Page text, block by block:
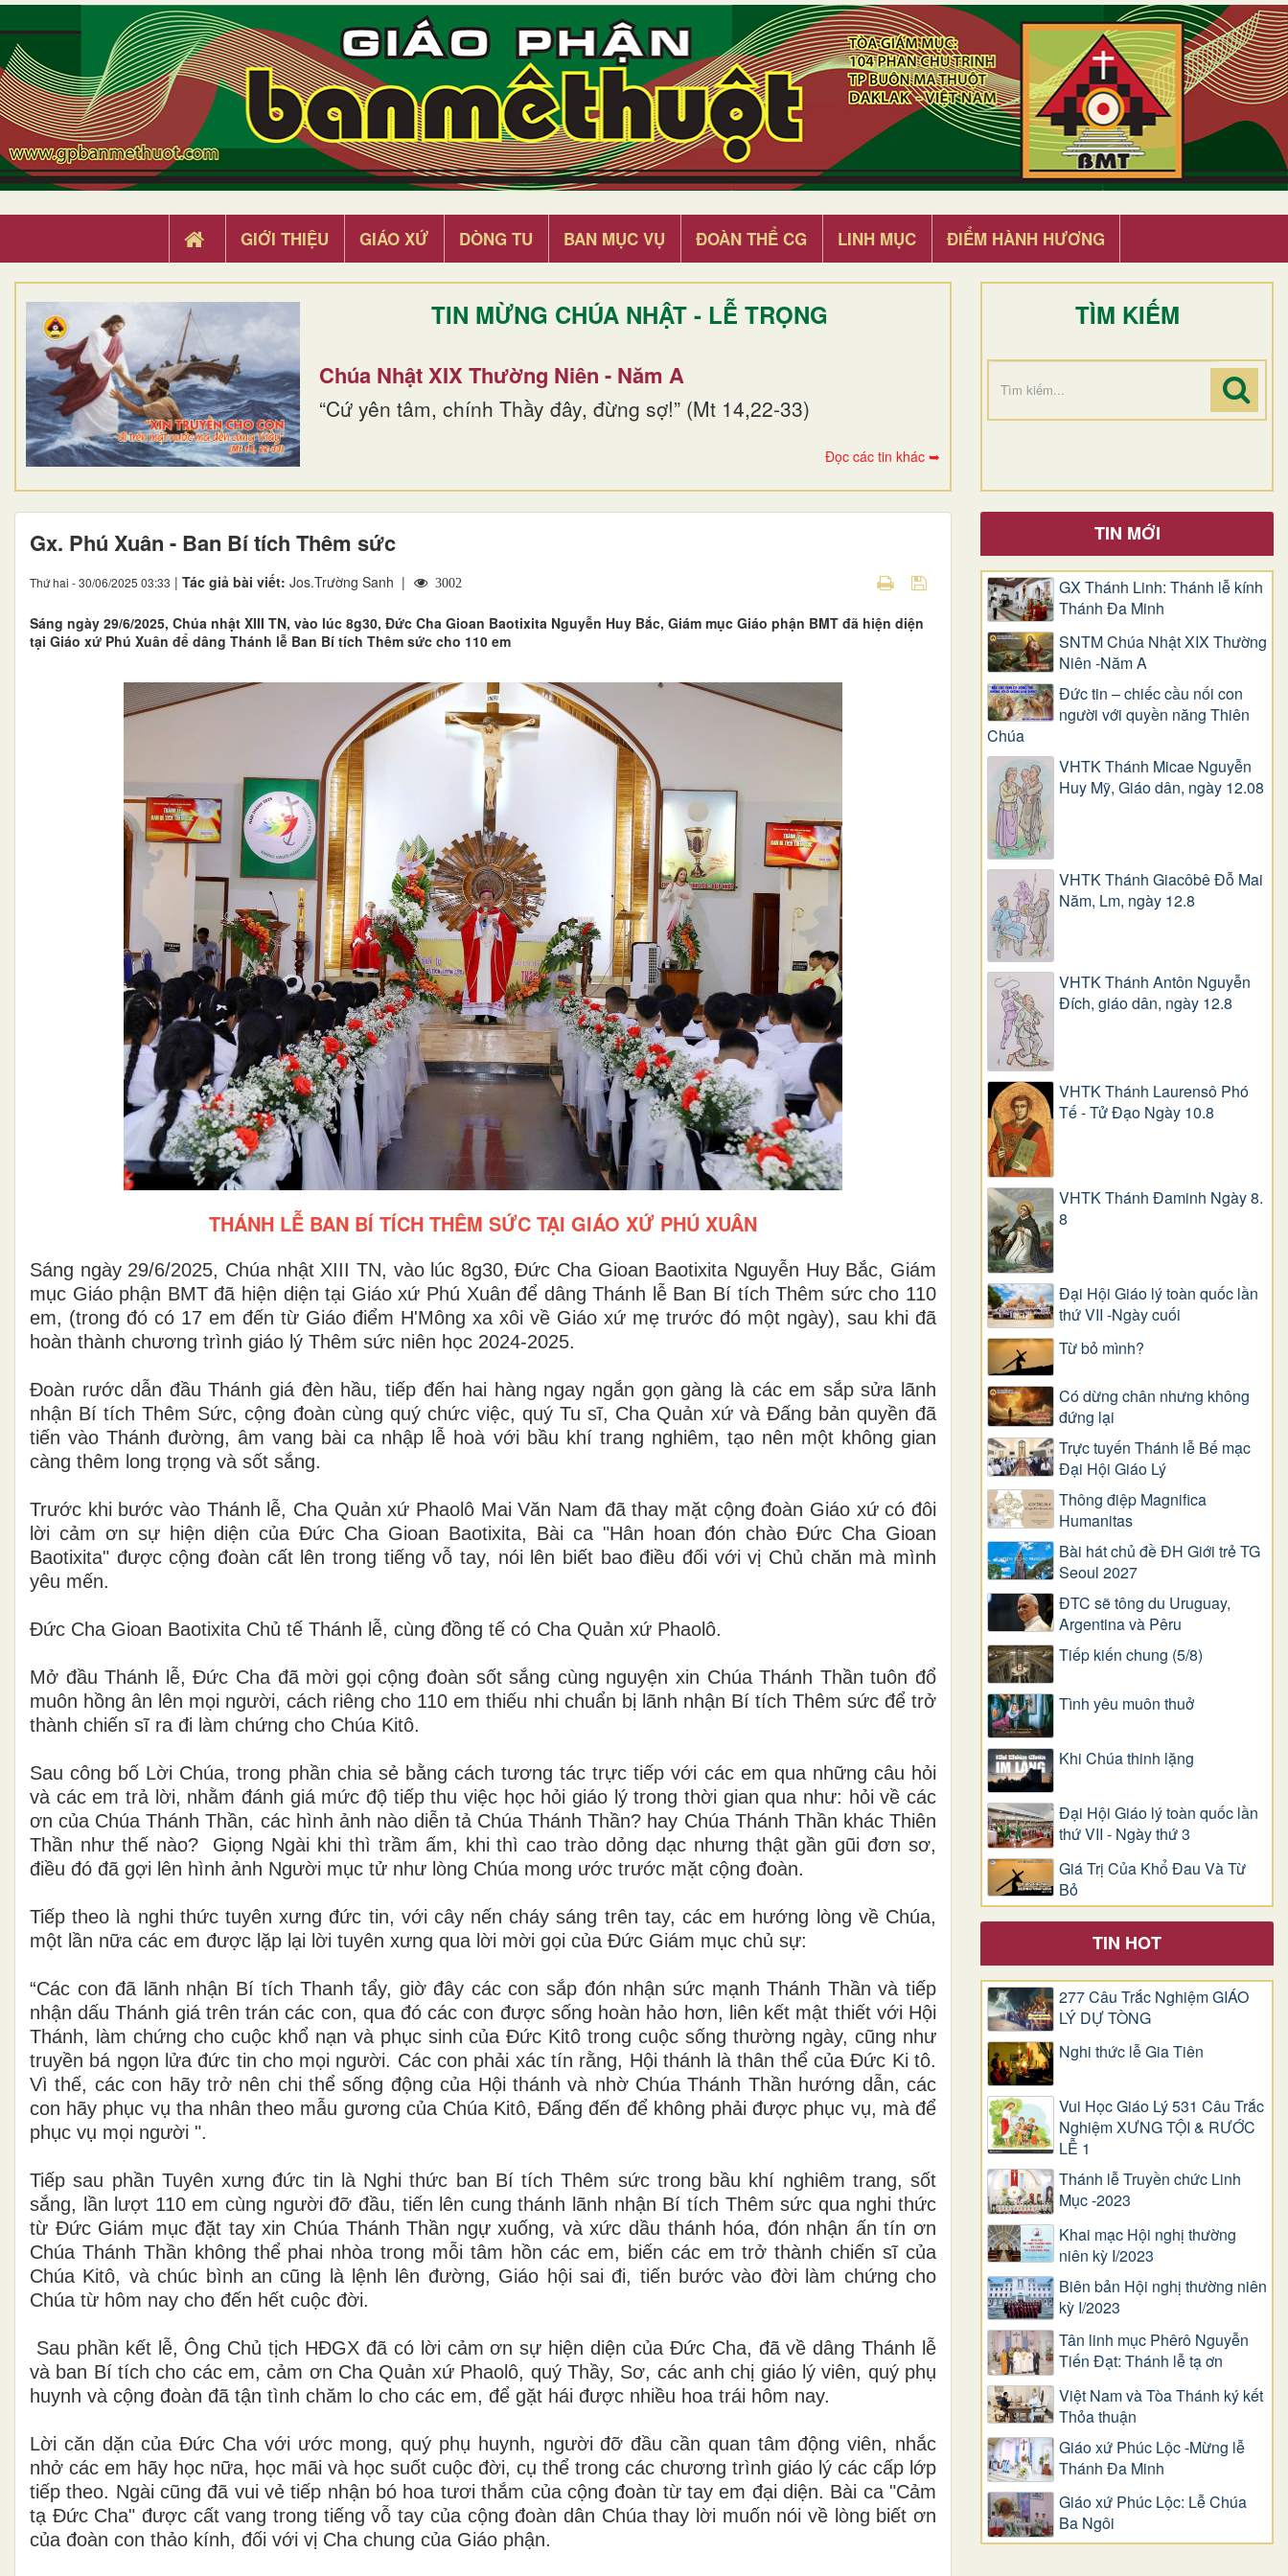
GIỚI THIỆU GIÁO XỨ DÒNG TU BAN MỤC VỤ ĐOÀN THỂ CG LINH MỤC ĐIỂM HÀNH HƯƠNG
TIN MỪNG CHÚA NHẬT - LỄ TRỌNG
Chúa Nhật XIX Thường Niên - Năm A
“Cứ yên tâm, chính Thầy đây, đừng sợ!” (Mt 14,22-33)
Đọc các tin khác ➥
TÌM KIẾM
Gx. Phú Xuân - Ban Bí tích Thêm sức
Thứ hai - 30/06/2025 03:33 | Tác giả bài viết: Jos.Trường Sanh | 3002
Sáng ngày 29/6/2025, Chúa nhật XIII TN, vào lúc 8g30, Đức Cha Gioan Baotixita Nguyễn Huy Bắc, Giám mục Giáo phận BMT đã hiện diện
tại Giáo xứ Phú Xuân để dâng Thánh lễ Ban Bí tích Thêm sức cho 110 em
THÁNH LỄ BAN BÍ TÍCH THÊM SỨC TẠI GIÁO XỨ PHÚ XUÂN
Sáng ngày 29/6/2025, Chúa nhật XIII TN, vào lúc 8g30, Đức Cha Gioan Baotixita Nguyễn Huy Bắc, Giám
mục Giáo phận BMT đã hiện diện tại Giáo xứ Phú Xuân để dâng Thánh lễ Ban Bí tích Thêm sức cho 110
em, (trong đó có 17 em đến từ Giáo điểm H'Mông xa xôi về Giáo xứ mẹ trước đó một ngày), sau khi đã
hoàn thành chương trình giáo lý Thêm sức niên học 2024-2025.
Đoàn rước dẫn đầu Thánh giá đèn hầu, tiếp đến hai hàng ngay ngắn gọn gàng là các em sắp sửa lãnh
nhận Bí tích Thêm Sức, cộng đoàn cùng quý chức việc, quý Tu sĩ, Cha Quản xứ và Đấng bản quyền đã
tiến vào Thánh đường, âm vang bài ca nhập lễ hoà với bầu khí trang nghiêm, tạo nên một không gian
càng thêm long trọng và sốt sắng.
Trước khi bước vào Thánh lễ, Cha Quản xứ Phaolô Mai Văn Nam đã thay mặt cộng đoàn Giáo xứ có đôi
lời cảm ơn sự hiện diện của Đức Cha Gioan Baotixita, Bài ca "Hân hoan đón chào Đức Cha Gioan
Baotixita" được cộng đoàn cất lên trong tiếng vỗ tay, nói lên biết bao điều đối với vị Chủ chăn mà mình
yêu mến.
Đức Cha Gioan Baotixita Chủ tế Thánh lễ, cùng đồng tế có Cha Quản xứ Phaolô.
Mở đầu Thánh lễ, Đức Cha đã mời gọi cộng đoàn sốt sắng cùng nguyện xin Chúa Thánh Thần tuôn đổ
muôn hồng ân lên mọi người, cách riêng cho 110 em thiếu nhi chuẩn bị lãnh nhận Bí tích Thêm sức để trở
thành chiến sĩ ra đi làm chứng cho Chúa Kitô.
Sau công bố Lời Chúa, trong phần chia sẻ bằng cách tương tác trực tiếp với các em qua những câu hỏi
và các em trả lời, nhằm đánh giá mức độ tiếp thu việc học hỏi giáo lý trong thời gian qua như: hỏi về các
ơn của Chúa Thánh Thần, các hình ảnh nào diễn tả Chúa Thánh Thần? hay Chúa Thánh Thần khác Thiên
Thần như thế nào? Giọng Ngài khi thì trầm ấm, khi thì cao trào dỏng dạc nhưng thật gần gũi đơn sơ,
điều đó đã gợi lên hình ảnh Người mục tử như lòng Chúa mong ước trước mặt cộng đoàn.
Tiếp theo là nghi thức tuyên xưng đức tin, với cây nến cháy sáng trên tay, các em hướng lòng về Chúa,
một lần nữa các em được lặp lại lời tuyên xưng qua lời mời gọi của Đức Giám mục chủ sự:
“Các con đã lãnh nhận Bí tích Thanh tẩy, giờ đây các con sắp đón nhận sức mạnh Thánh Thần và tiếp
nhận dấu Thánh giá trên trán các con, qua đó các con được sống hoàn hảo hơn, liên kết mật thiết với Hội
Thánh, làm chứng cho cuộc khổ nạn và phục sinh của Đức Kitô trong cuộc sống thường ngày, cũng như
truyền bá ngọn lửa đức tin cho mọi người. Các con phải xác tín rằng, Hội thánh là thân thể của Đức Ki tô.
Vì thế, các con hãy trở nên chi thể sống động của Hội thánh và nhờ Chúa Thánh Thần hướng dẫn, các
con hãy phục vụ tha nhân theo mẫu gương của Chúa Kitô, Đấng đến để không phải được phục vụ, mà để
phục vụ mọi người ".
Tiếp sau phần Tuyên xưng đức tin là Nghi thức ban Bí tích Thêm sức trong bầu khí nghiêm trang, sốt
sắng, lần lượt 110 em cùng người đỡ đầu, tiến lên cung thánh lãnh nhận Bí tích Thêm sức qua nghi thức
từ Đức Giám mục đặt tay xin Chúa Thánh Thần ngự xuống, và xức dầu thánh hóa, đón nhận ấn tín ơn
Chúa Thánh Thần không thể phai nhòa trong mỗi tâm hồn các em, biến các em trở thành chiến sĩ của
Chúa Kitô, và chúc bình an cũng là lệnh lên đường, Giáo hội sai đi, tiến bước vào đời làm chứng cho
Chúa từ hôm nay cho đến hết cuộc đời.
Sau phần kết lễ, Ông Chủ tịch HĐGX đã có lời cảm ơn sự hiện diện của Đức Cha, đã về dâng Thánh lễ
và ban Bí tích cho các em, cảm ơn Cha Quản xứ Phaolô, quý Thầy, Sơ, các anh chị giáo lý viên, quý phụ
huynh và cộng đoàn đã tận tình chăm lo cho các em, để gặt hái được nhiều hoa trái hôm nay.
Lời căn dặn của Đức Cha với ước mong, quý phụ huynh, người đỡ đầu cần quan tâm động viên, nhắc
nhở các em hãy học nữa, học mãi và học suốt cuộc đời, cụ thể trong các chương trình giáo lý các cấp lớp
tiếp theo. Ngài cũng đã vui vẻ tiếp nhận bó hoa tươi thắm của cộng đoàn từ tay em đại diện. Bài ca "Cảm
tạ Đức Cha" được cất vang trong tiếng vỗ tay của cộng đoàn dân Chúa thay lời muốn nói về lòng biết ơn
của đoàn con thảo kính, đối với vị Cha chung của Giáo phận.
TIN MỚI
GX Thánh Linh: Thánh lễ kính
Thánh Đa Minh
SNTM Chúa Nhật XIX Thường
Niên -Năm A
Đức tin – chiếc cầu nối con
người với quyền năng Thiên
Chúa
VHTK Thánh Micae Nguyễn
Huy Mỹ, Giáo dân, ngày 12.08
VHTK Thánh Giacôbê Ðỗ Mai
Năm, Lm, ngày 12.8
VHTK Thánh Antôn Nguyễn
Ðích, giáo dân, ngày 12.8
VHTK Thánh Laurensô Phó
Tế - Tử Đạo Ngày 10.8
VHTK Thánh Đaminh Ngày 8.
8
Đại Hội Giáo lý toàn quốc lần
thứ VII -Ngày cuối
Từ bỏ mình?
Có dừng chân nhưng không
đứng lại
Trực tuyến Thánh lễ Bế mạc
Đại Hội Giáo Lý
Thông điệp Magnifica
Humanitas
Bài hát chủ đề ĐH Giới trẻ TG
Seoul 2027
ĐTC sẽ tông du Uruguay,
Argentina và Pêru
Tiếp kiến chung (5/8)
Tình yêu muôn thuở
Khi Chúa thinh lặng
Đại Hội Giáo lý toàn quốc lần
thứ VII - Ngày thứ 3
Giá Trị Của Khổ Ðau Và Từ
Bỏ
TIN HOT
277 Câu Trắc Nghiệm GIÁO
LÝ DỰ TÒNG
Nghi thức lễ Gia Tiên
Vui Học Giáo Lý 531 Câu Trắc
Nghiệm XƯNG TỘI & RƯỚC
LỄ 1
Thánh lễ Truyền chức Linh
Mục -2023
Khai mạc Hội nghị thường
niên kỳ I/2023
Biên bản Hội nghị thường niên
kỳ I/2023
Tân linh mục Phêrô Nguyễn
Tiến Đạt: Thánh lễ tạ ơn
Việt Nam và Tòa Thánh ký kết
Thỏa thuận
Giáo xứ Phúc Lộc -Mừng lễ
Thánh Đa Minh
Giáo xứ Phúc Lộc: Lễ Chúa
Ba Ngôi